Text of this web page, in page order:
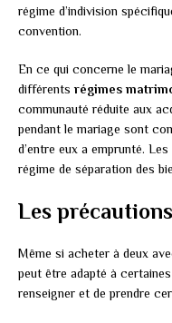
régime d’indivision
convention.
En ce qui concerne le
différents régimes
communauté réduite aux
pendant le mariage sont
d’entre eux a emprunté.
régime de séparation des
Les
Même si acheter à deux
peut être adapté à
renseigner et de prendre